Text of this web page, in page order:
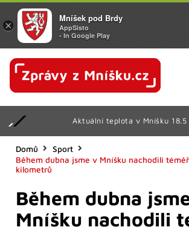
Aktuální teplota v Mníšku 18.5
Domů
Sport
Během dubna jsme v Mníšku nachodili
kilometrů
Během dubna
Mníšku nachodili
×
Mníšek pod Brdy
AppSisto
- In Google Play